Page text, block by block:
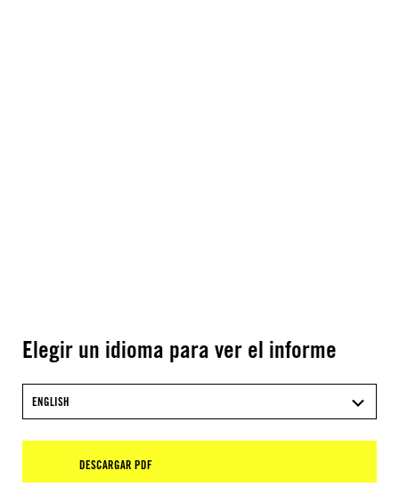
Elegir un idioma para ver el informe
ENGLISH
DESCARGAR PDF